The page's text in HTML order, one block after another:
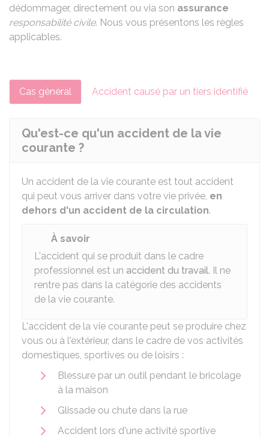
dédommager, directement ou via son assurance
responsabilité civile. Nous vous présentons les règles
applicables.
Cas général Accident causé par un tiers identifié
Qu'est-ce qu'un accident de la vie
courante ?
Un accident de la vie courante est tout accident
qui peut vous arriver dans votre vie privée, en
dehors d'un accident de la circulation.
À savoir
L'accident qui se produit dans le cadre
professionnel est un accident du travail. Il ne
rentre pas dans la catégorie des accidents
de la vie courante.
L'accident de la vie courante peut se produire chez
vous ou à l'extérieur, dans le cadre de vos activités
domestiques, sportives ou de loisirs :
Blessure par un outil pendant le bricolage
à la maison
Glissade ou chute dans la rue
Accident lors d'une activité sportive